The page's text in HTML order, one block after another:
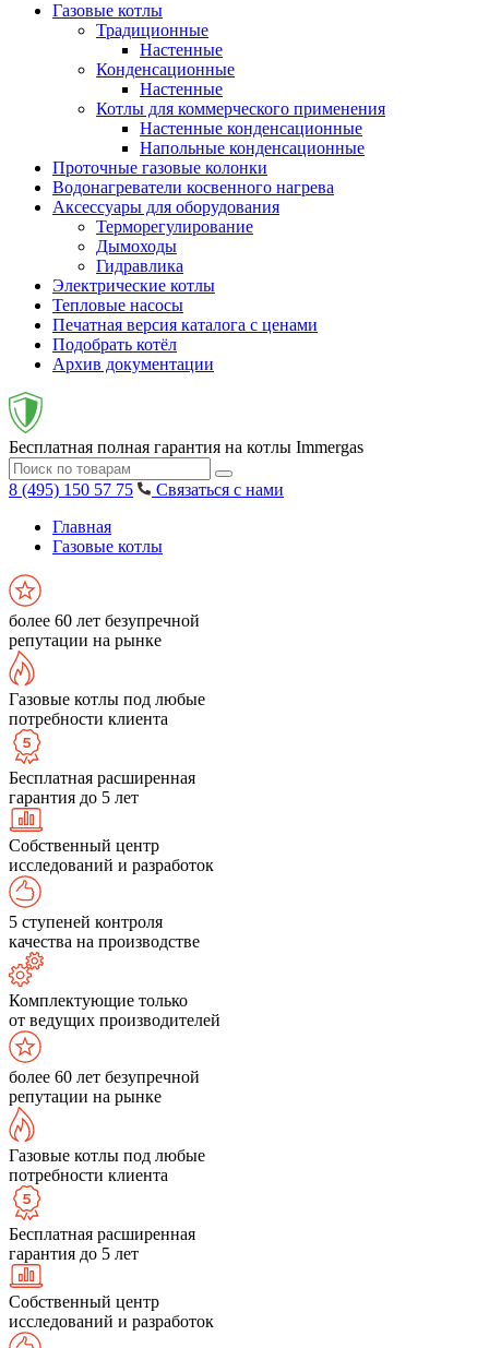
Газовые котлы
Традиционные
Настенные
Конденсационные
Настенные
Котлы для коммерческого применения
Настенные конденсационные
Напольные конденсационные
Проточные газовые колонки
Водонагреватели косвенного нагрева
Аксессуары для оборудования
Терморегулирование
Дымоходы
Гидравлика
Электрические котлы
Тепловые насосы
Печатная версия каталога с ценами
Подобрать котёл
Архив документации
Бесплатная полная гарантия на котлы Immergas
8 (495) 150 57 75
Связаться с нами
Главная
Газовые котлы
более 60 лет безупречной
репутации на рынке
Газовые котлы под любые
потребности клиента
Бесплатная расширенная
гарантия до 5 лет
Собственный центр
исследований и разработок
5 ступеней контроля
качества на производстве
Комплектующие только
от ведущих производителей
более 60 лет безупречной
репутации на рынке
Газовые котлы под любые
потребности клиента
Бесплатная расширенная
гарантия до 5 лет
Собственный центр
исследований и разработок